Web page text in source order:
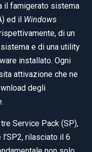
il famigerato sistema
ed il Windows
di un
e di una utility
installato. Ogni
attivazione che ne
degli
Service Pack (SP),
rilasciato il 6